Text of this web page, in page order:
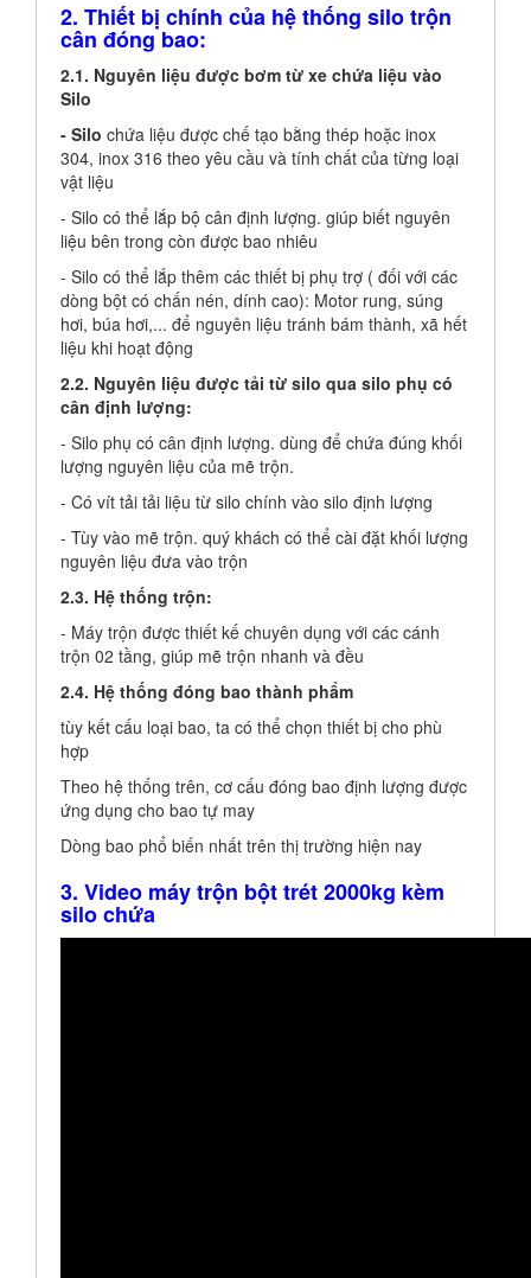
2. Thiết bị chính của hệ thống silo trộn
cân đóng bao:
2.1. Nguyên liệu được bơm từ xe chứa liệu vào
Silo
- Silo chứa liệu được chế tạo bằng thép hoặc inox
304, inox 316 theo yêu cầu và tính chất của từng loại
vật liệu
- Silo có thể lắp bộ cân định lượng. giúp biết nguyên
liệu bên trong còn được bao nhiêu
- Silo có thể lắp thêm các thiết bị phụ trợ ( đối với các
dòng bột có chấn nén, dính cao): Motor rung, súng
hơi, búa hơi,... để nguyên liệu tránh bám thành, xã hết
liệu khi hoạt động
2.2. Nguyên liệu được tải từ silo qua silo phụ có
cân định lượng:
- Silo phụ có cân định lượng. dùng để chứa đúng khối
lượng nguyên liệu của mẽ trộn.
- Có vít tải tải liệu từ silo chính vào silo định lượng
- Tùy vào mẽ trộn. quý khách có thể cài đặt khối lượng
nguyên liệu đưa vào trộn
2.3. Hệ thống trộn:
- Máy trộn được thiết kế chuyên dụng với các cánh
trộn 02 tầng, giúp mẽ trộn nhanh và đều
2.4. Hệ thống đóng bao thành phẩm
tùy kết cấu loại bao, ta có thể chọn thiết bị cho phù
hợp
Theo hệ thống trên, cơ cấu đóng bao định lượng được
ứng dụng cho bao tự may
Dòng bao phổ biến nhất trên thị trường hiện nay
3. Video máy trộn bột trét 2000kg kèm
silo chứa